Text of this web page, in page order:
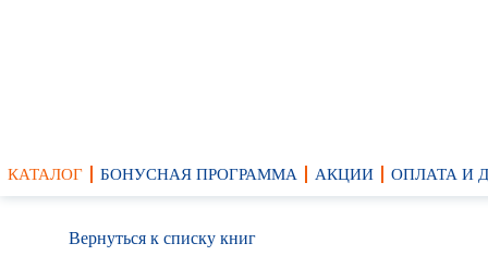
КАТАЛОГ БОНУСНАЯ ПРОГРАММА АКЦИИ ОПЛАТА И
Вернуться к списку книг